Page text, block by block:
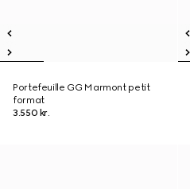
Portefeuille GG Marmont petit
format
3.550 kr.